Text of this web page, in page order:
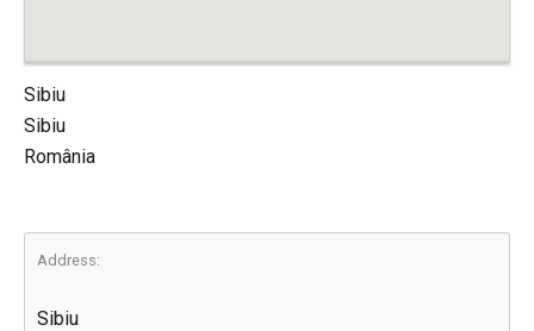
Sibiu
Sibiu
România
Address:
Sibiu